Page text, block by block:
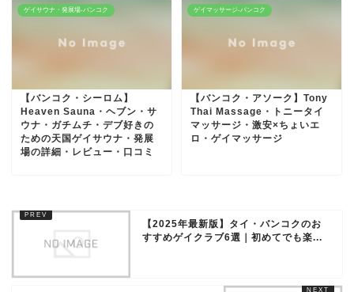
ゲイサウナ・発展場-バンコク
【バンコク・シーロム】
Heaven Sauna・ヘブン・サ
ウナ・ガチムチ・デブ好きの
ための天国ゲイサウナ・発展
場の詳細・レビュー・口コミ
ゲイマッサージ-バンコク
【バンコク・アソーク】Tony
Thai Massage・トニータイ
マッサージ・激安×ちょいエ
ロ・ゲイマッサージ
【2025年最新版】タイ・バンコクのお
すすめゲイクラブ6選｜初めてでも楽...